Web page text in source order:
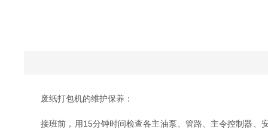
废纸打包机的维护保养：
接班前，用15分钟时间检查各主油泵、管路、主令控制器、